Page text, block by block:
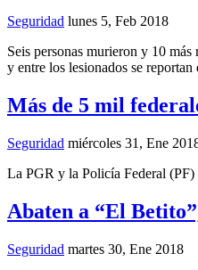
Seguridad lunes 5, Feb 2018
Seis personas murieron y 10
y entre los lesionados se reportan
Más de 5 mil
Seguridad miércoles 31, Ene
La PGR y la Policía Federal (PF)
Abaten a “El
Seguridad martes 30, Ene 2018